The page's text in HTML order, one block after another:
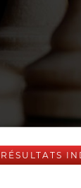
RÉSULTATS